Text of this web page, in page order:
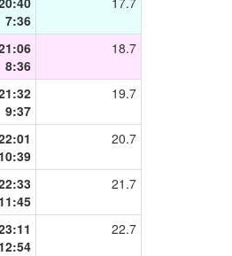
7:36
8:36
18.7
9:37
19.7
10:39
20.7
11:45
21.7
12:54
22.7